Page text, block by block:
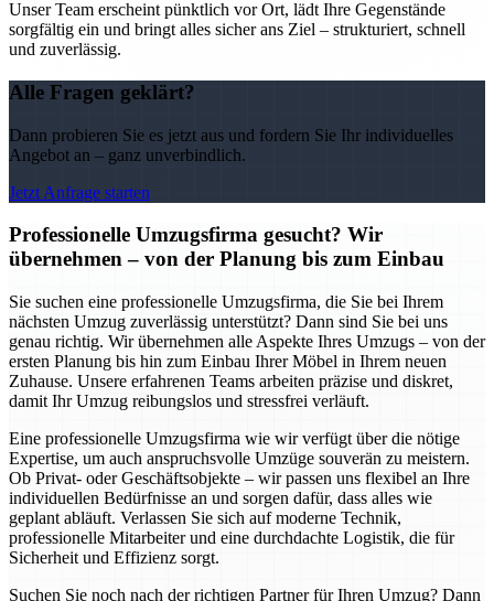
Unser Team erscheint pünktlich vor Ort, lädt Ihre Gegenstände
sorgfältig ein und bringt alles sicher ans Ziel – strukturiert, schnell
und zuverlässig.
Alle Fragen geklärt?
Dann probieren Sie es jetzt aus und fordern Sie Ihr individuelles
Angebot an – ganz unverbindlich.
Jetzt Anfrage starten
Professionelle Umzugsfirma gesucht? Wir
übernehmen – von der Planung bis zum Einbau
Sie suchen eine professionelle Umzugsfirma, die Sie bei Ihrem
nächsten Umzug zuverlässig unterstützt? Dann sind Sie bei uns
genau richtig. Wir übernehmen alle Aspekte Ihres Umzugs – von der
ersten Planung bis hin zum Einbau Ihrer Möbel in Ihrem neuen
Zuhause. Unsere erfahrenen Teams arbeiten präzise und diskret,
damit Ihr Umzug reibungslos und stressfrei verläuft.
Eine professionelle Umzugsfirma wie wir verfügt über die nötige
Expertise, um auch anspruchsvolle Umzüge souverän zu meistern.
Ob Privat- oder Geschäftsobjekte – wir passen uns flexibel an Ihre
individuellen Bedürfnisse an und sorgen dafür, dass alles wie
geplant abläuft. Verlassen Sie sich auf moderne Technik,
professionelle Mitarbeiter und eine durchdachte Logistik, die für
Sicherheit und Effizienz sorgt.
Suchen Sie noch nach der richtigen Partner für Ihren Umzug? Dann